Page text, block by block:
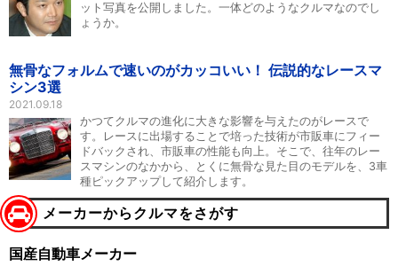
ット写真を公開しました。一体どのようなクルマなのでし
ょうか。
無骨なフォルムで速いのがカッコいい！ 伝説的なレースマ
シン3選
2021.09.18
かつてクルマの進化に大きな影響を与えたのがレースで
す。レースに出場することで培った技術が市販車にフィー
ドバックされ、市販車の性能も向上。そこで、往年のレー
スマシンのなかから、とくに無骨な見た目のモデルを、3車
種ピックアップして紹介します。
メーカーからクルマをさがす
国産自動車メーカー